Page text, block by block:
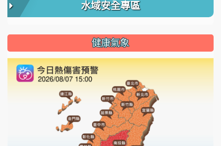
水域安全專區
健康氣象